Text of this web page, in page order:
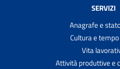
SERVIZI
Anagrafe e
Cultura e
Vita
Attività produttive e